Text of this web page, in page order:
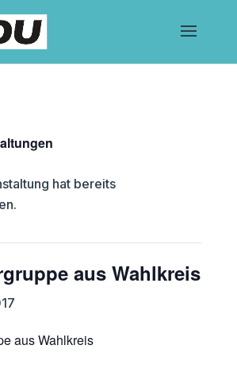
hat bereits
aus Wahlkreis
aus Wahlkreis